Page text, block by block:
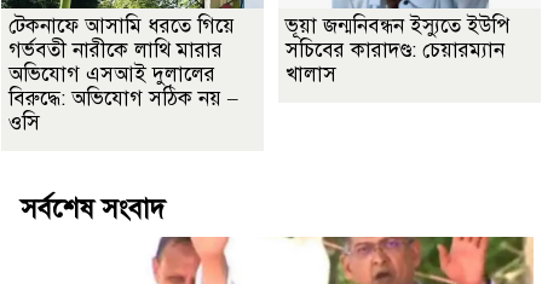
টেকনাফে আসামি ধরতে গিয়ে
গর্ভবতী নারীকে লাথি মারার
অভিযোগ এসআই দুলালের
বিরুদ্ধে: অভিযোগ সঠিক নয় –
ওসি
ভূয়া জন্মনিবন্ধন ইস্যুতে ইউপি
সচিবের কারাদণ্ড: চেয়ারম্যান
খালাস
সর্বশেষ সংবাদ